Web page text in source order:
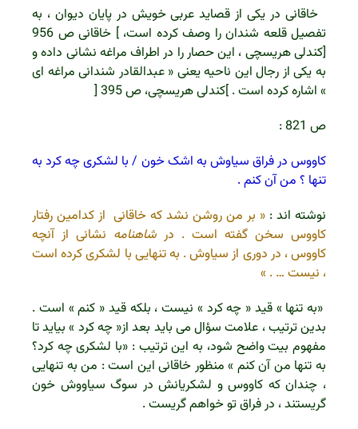
خاقانی در یکی از قصاید عربی خویش در پایان دیوان ، به
تفصیل قلعه شندان را وصف کرده است، ] خاقانی ص 956
[کندلی هریسچی ، این حصار را در اطراف مراغه نشانی داده و
به یکی از رجال این ناحیه یعنی « عبدالقادر شندانی مراغه ای
» اشاره کرده است . ]کندلی هریسچی، ص 395 [
ص 821 :
کاووس در فراق سیاوش به اشک خون / با لشکری چه کرد به
تنها ؟ من آن کنم .
نوشته اند : « بر من روشن نشد که خاقانی از کدامین رفتار
کاووس سخن گفته است . در شاهنامه نشانی از آنچه
کاووس ، در دوری از سیاوش . به تنهایی با لشکری کرده است
، نیست … . »
«به تنها » قید « چه کرد » نیست ، بلکه قید « کنم » است .
بدین ترتیب ، علامت سؤال می باید بعد از« چه کرد » بیاید تا
مفهوم بیت واضح شود، به این ترتیب : «با لشکری چه کرد؟
به تنها من آن کنم » منظور خاقانی این است : من به تنهایی
، چندان که کاووس و لشکریانش در سوگ سیاووش خون
گریستند ، در فراق تو خواهم گریست .